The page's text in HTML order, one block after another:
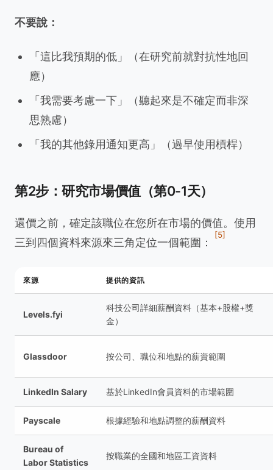
不要說：
「這比我預期的低」（在研究前就對抗性地回
應）
「我需要考慮一下」（聽起來是不確定而非深
思熟慮）
「我的其他錄用通知更高」（過早使用槓桿）
第2步：研究市場價值（第0-1天）
還價之前，確定該職位在您所在市場的價值。使用
三到四個資料來源來三角定位一個範圍：
[5]
來源 提供的資訊
Levels.fyi
科技公司詳細薪酬資料（基本+股權+獎
金）
Glassdoor 按公司、職位和地點的薪資範圍
LinkedIn Salary 基於LinkedIn會員資料的市場範圍
Payscale 根據經驗和地點調整的薪酬資料
Bureau of
Labor Statistics
按職業的全國和地區工資資料